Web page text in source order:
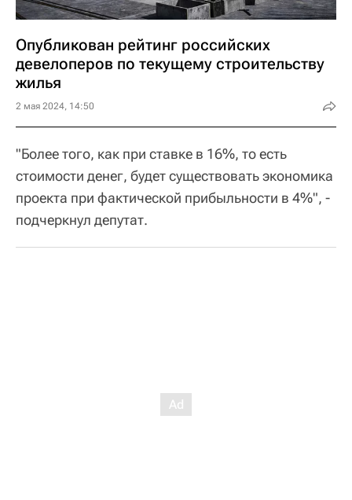
Опубликован рейтинг российских
девелоперов по текущему строительству
жилья
2 мая 2024, 14:50
"Более того, как при ставке в 16%, то есть
стоимости денег, будет существовать экономика
проекта при фактической прибыльности в 4%", -
подчеркнул депутат.